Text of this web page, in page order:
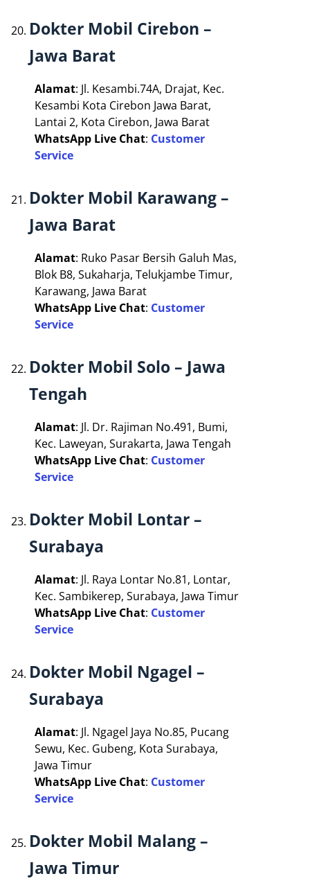
Dokter Mobil Cirebon –
Jawa Barat
Alamat: Jl. Kesambi.74A, Drajat, Kec.
Kesambi Kota Cirebon Jawa Barat,
Lantai 2, Kota Cirebon, Jawa Barat
WhatsApp Live Chat: Customer
Service
Dokter Mobil Karawang –
Jawa Barat
Alamat: Ruko Pasar Bersih Galuh Mas,
Blok B8, Sukaharja, Telukjambe Timur,
Karawang, Jawa Barat
WhatsApp Live Chat: Customer
Service
Dokter Mobil Solo – Jawa
Tengah
Alamat: Jl. Dr. Rajiman No.491, Bumi,
Kec. Laweyan, Surakarta, Jawa Tengah
WhatsApp Live Chat: Customer
Service
Dokter Mobil Lontar –
Surabaya
Alamat: Jl. Raya Lontar No.81, Lontar,
Kec. Sambikerep, Surabaya, Jawa Timur
WhatsApp Live Chat: Customer
Service
Dokter Mobil Ngagel –
Surabaya
Alamat: Jl. Ngagel Jaya No.85, Pucang
Sewu, Kec. Gubeng, Kota Surabaya,
Jawa Timur
WhatsApp Live Chat: Customer
Service
Dokter Mobil Malang –
Jawa Timur